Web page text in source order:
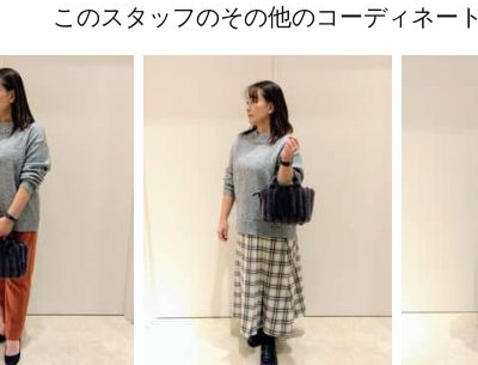
このスタッフのその他のコーディネート